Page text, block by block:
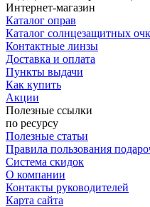
Интернет-магазин
Каталог оправ
Каталог солнцезащитных
Контактные линзы
Доставка и оплата
Пункты выдачи
Как купить
Акции
Полезные ссылки
по ресурсу
Полезные статьи
Правила пользования
Система скидок
О компании
Контакты руководителей
Карта сайта